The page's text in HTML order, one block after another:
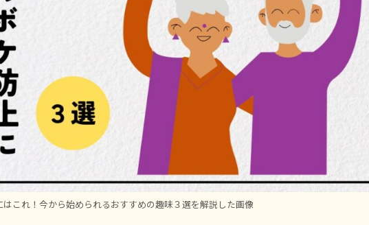
これ！今から始められるおすすめの趣味３選を解説した画像